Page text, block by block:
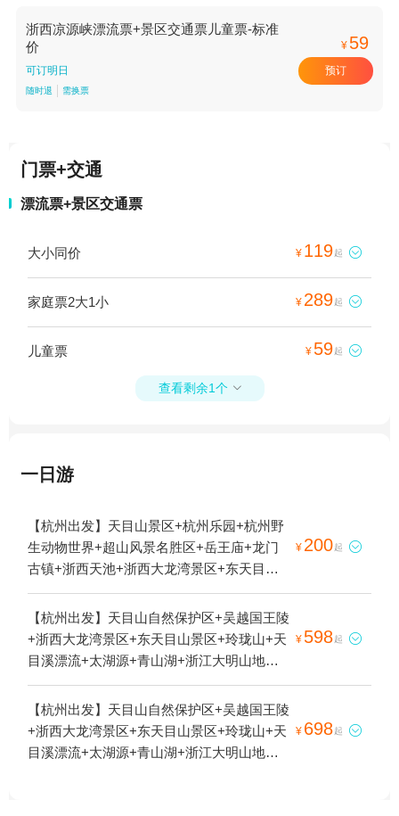
浙西凉源峡漂流票+景区交通票儿童票-标准
价
可订明日
随时退 需换票
¥ 59
预订
门票+交通
漂流票+景区交通票
大小同价 ¥ 119起 
家庭票2大1小 ¥ 289起 
儿童票 ¥ 59起 
查看剩余1个 
一日游
【杭州出发】天目山景区+杭州乐园+杭州野
生动物世界+超山风景名胜区+岳王庙+龙门
古镇+浙西天池+浙西大龙湾景区+东天目山
景区+胡雪岩故居+山沟沟景区+富春桃源风
景区+安吉天目山漂流+钱王陵+杭州植物园
+西湖风景名胜区+雷峰塔+杭州长乔极地海
洋公园+浙西运河+垂云通天河+太湖源+青山
+清河坊街+浙江大学+花港观鱼公园+断桥残
雪+三潭印月+花港观鱼+南屏晚钟+柳浪闻莺
+灵隐飞来峰景区+塘栖古镇+天子地山野乐
¥ 200起 
【杭州出发】天目山自然保护区+吴越国王陵
+浙西大龙湾景区+东天目山景区+玲珑山+天
目溪漂流+太湖源+青山湖+浙江大明山地质
公园+临安城遗址+天目大峡谷+天目大峡谷
+十门峡景区+天目石谷+浙西凉源峡漂流+天
目之家+临安水源水上乐园+临安天目花海
+风之谷大草原+青山湖水上森林+钱王陵园
¥ 598起 
【杭州出发】天目山自然保护区+吴越国王陵
+浙西大龙湾景区+东天目山景区+玲珑山+天
目溪漂流+太湖源+青山湖+浙江大明山地质
¥ 698起 